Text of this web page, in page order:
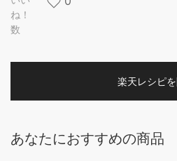
ね！
数
楽天レシピを
あなたにおすすめの商品